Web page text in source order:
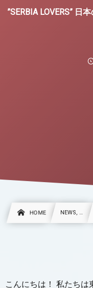
”SERBIA LOVERS” 日
HOME NEWS, …
こんにちは！ 私たちは